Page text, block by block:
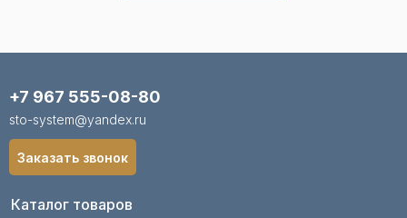
Каталог товаров
+7 967 555-08-80
sto-system@yandex.ru
Заказать звонок